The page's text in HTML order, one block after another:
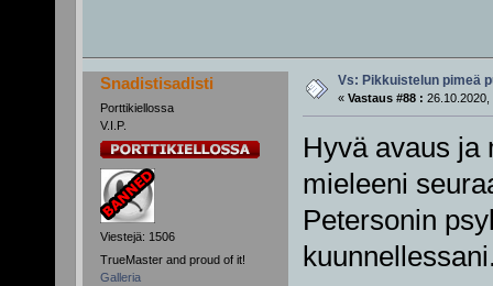
Snadistisadisti
Porttikiellossa
V.I.P.
Viestejä: 1506
TrueMaster and proud of it!
Galleria
Vs: Pikkuistelun pimeä
« Vastaus #88 : 26.10.2020,
Hyvä avaus ja
mieleeni
Petersonin